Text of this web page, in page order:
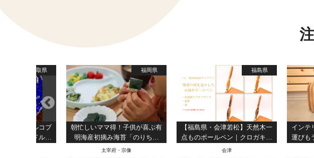
鳥取県
】王道トルコブ
のキャンドルホ
福岡県
朝忙しいママ得！子供が喜ぶ有
明海産初摘み海苔「のりちゃ
ん」（100枚入り×1個）【送料
太宰府・宗像
福島県
【福島県・会津若松】天然木一
点ものボールペン｜クロガキ｜
木製文房具｜木軸ペン｜贈り物
会津
インテ
運びも
赤べ